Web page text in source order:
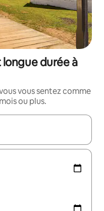
durée à
vous sentez comme
ou plus.
les flèches vers le